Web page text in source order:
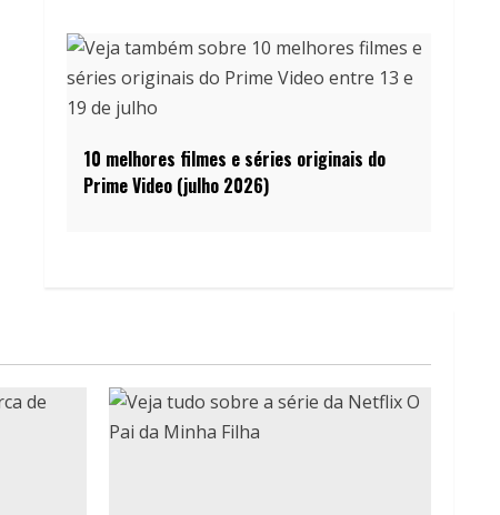
10 melhores filmes e séries originais do
Prime Video (julho 2026)